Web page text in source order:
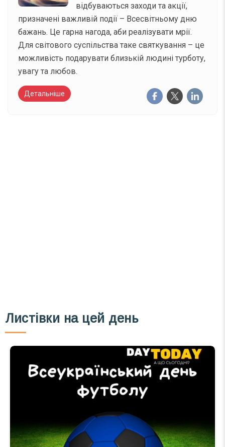
відбуваються заходи та акції,
призначені важливій події – Всесвітньому дню
бажань. Це гарна нагода, аби реалізувати мрії.
Для світового суспільства таке святкування – це
можливість подарувати близькій людині турботу,
увагу та любов.
Детальніше
Листівки на цей день